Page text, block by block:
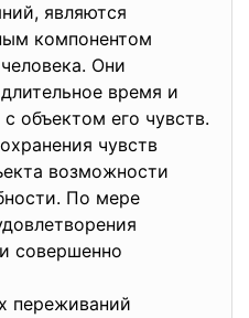
являются
компонентом
Они
время и
объектом его чувств.
чувств
возможности
По мере
совершенно
переживаний